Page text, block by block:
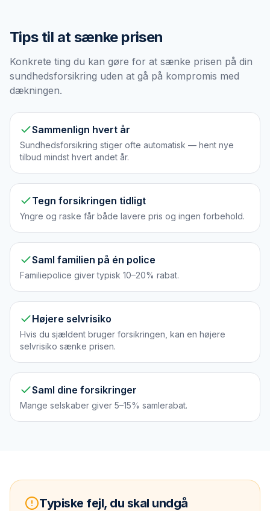
Tips til at sænke prisen
Konkrete ting du kan gøre for at sænke prisen på din
sundhedsforsikring uden at gå på kompromis med
dækningen.
Sammenlign hvert år
Sundhedsforsikring stiger ofte automatisk — hent nye
tilbud mindst hvert andet år.
Tegn forsikringen tidligt
Yngre og raske får både lavere pris og ingen forbehold.
Saml familien på én police
Familiepolice giver typisk 10–20% rabat.
Højere selvrisiko
Hvis du sjældent bruger forsikringen, kan en højere
selvrisiko sænke prisen.
Saml dine forsikringer
Mange selskaber giver 5–15% samlerabat.
Typiske fejl, du skal undgå